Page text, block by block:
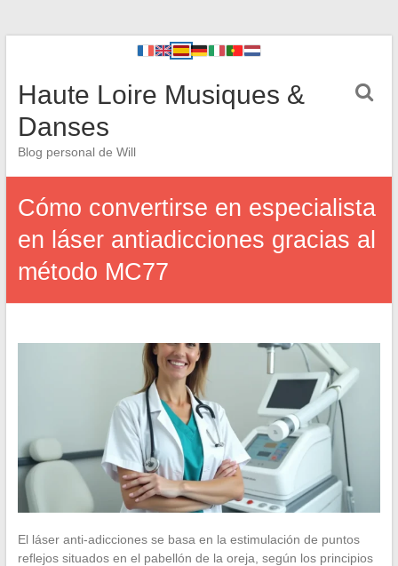
Haute Loire Musiques &
Danses
Blog personal de Will
Cómo convertirse en especialista
en láser antiadicciones gracias al
método MC77
El láser anti-adicciones se basa en la estimulación de puntos
reflejos situados en el pabellón de la oreja, según los principios